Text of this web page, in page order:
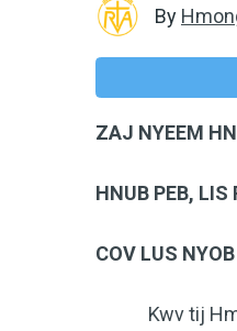
By
ZAJ NYEEM
HNUB PEB, LIS
COV LUS
Kwv tij